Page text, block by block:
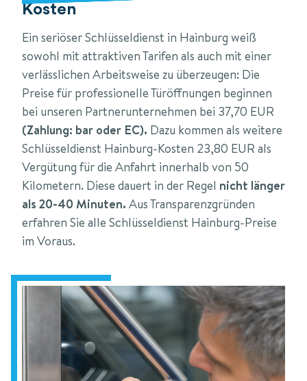
Kosten
Ein seriöser Schlüsseldienst in Hainburg weiß
sowohl mit attraktiven Tarifen als auch mit einer
verlässlichen Arbeitsweise zu überzeugen: Die
Preise für professionelle Türöffnungen beginnen
bei unseren Partnerunternehmen bei 37,70 EUR
(Zahlung: bar oder EC). Dazu kommen als weitere
Schlüsseldienst Hainburg-Kosten 23,80 EUR als
Vergütung für die Anfahrt innerhalb von 50
Kilometern. Diese dauert in der Regel nicht länger
als 20-40 Minuten. Aus Transparenzgründen
erfahren Sie alle Schlüsseldienst Hainburg-Preise
im Voraus.